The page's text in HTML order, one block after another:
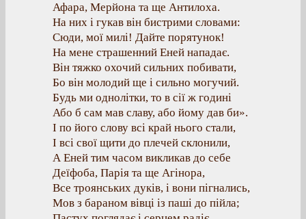
Афара, Мерйона та ще Антилоха.
На них і гукав він бистрими словами:
Сюди, мої милі! Дайте порятунок!
На мене страшенний Еней нападає.
Він тяжко охочий сильних побивати,
Бо він молодий ще і сильно могучий.
Будь ми однолітки, то в сії ж годині
Або б сам мав славу, або йому дав би».
І по його слову всі край нього стали,
І всі свої щити до плечей склонили,
А Еней тим часом викликав до себе
Деїфоба, Парія та ще Агінора,
Все троянських дуків, і вони пігнались,
Мов з бараном вівці із паші до пійла;